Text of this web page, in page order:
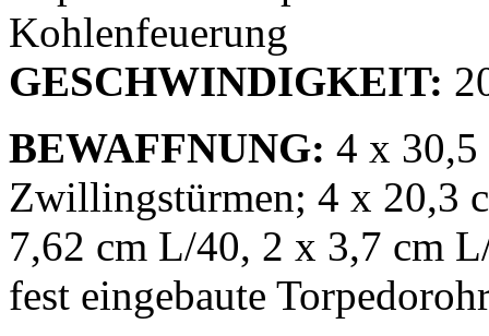
Kohlenfeuerung
GESCHWINDIGKEIT:
BEWAFFNUNG: 4 x 30,5
Zwillingstürmen; 4 x 20,3
7,62 cm L/40, 2 x 3,7 cm
fest eingebaute